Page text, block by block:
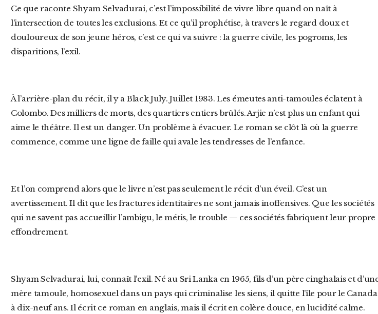
Ce que raconte Shyam Selvadurai, c’est l’impossibilité de vivre libre quand on naît à
l’intersection de toutes les exclusions. Et ce qu’il prophétise, à travers le regard doux et
douloureux de son jeune héros, c’est ce qui va suivre : la guerre civile, les pogroms, les
disparitions, l’exil.
À l’arrière-plan du récit, il y a Black July. Juillet 1983. Les émeutes anti-tamoules éclatent à
Colombo. Des milliers de morts, des quartiers entiers brûlés. Arjie n’est plus un enfant qui
aime le théâtre. Il est un danger. Un problème à évacuer. Le roman se clôt là où la guerre
commence, comme une ligne de faille qui avale les tendresses de l’enfance.
Et l’on comprend alors que le livre n’est pas seulement le récit d’un éveil. C’est un
avertissement. Il dit que les fractures identitaires ne sont jamais inoffensives. Que les sociétés
qui ne savent pas accueillir l’ambigu, le métis, le trouble — ces sociétés fabriquent leur propre
effondrement.
Shyam Selvadurai, lui, connaît l’exil. Né au Sri Lanka en 1965, fils d’un père cinghalais et d’une
mère tamoule, homosexuel dans un pays qui criminalise les siens, il quitte l’île pour le Canada
à dix-neuf ans. Il écrit ce roman en anglais, mais il écrit en colère douce, en lucidité calme.